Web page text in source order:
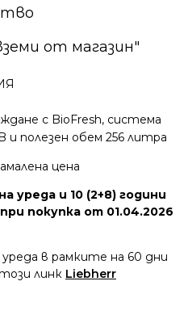
от магазин"
с BioFresh, система
и полезен обем 256 литра
цена
уреда и 10 (2+8) години
покупка от 01.04.2026
в рамките на 60 дни
линк Liebherr